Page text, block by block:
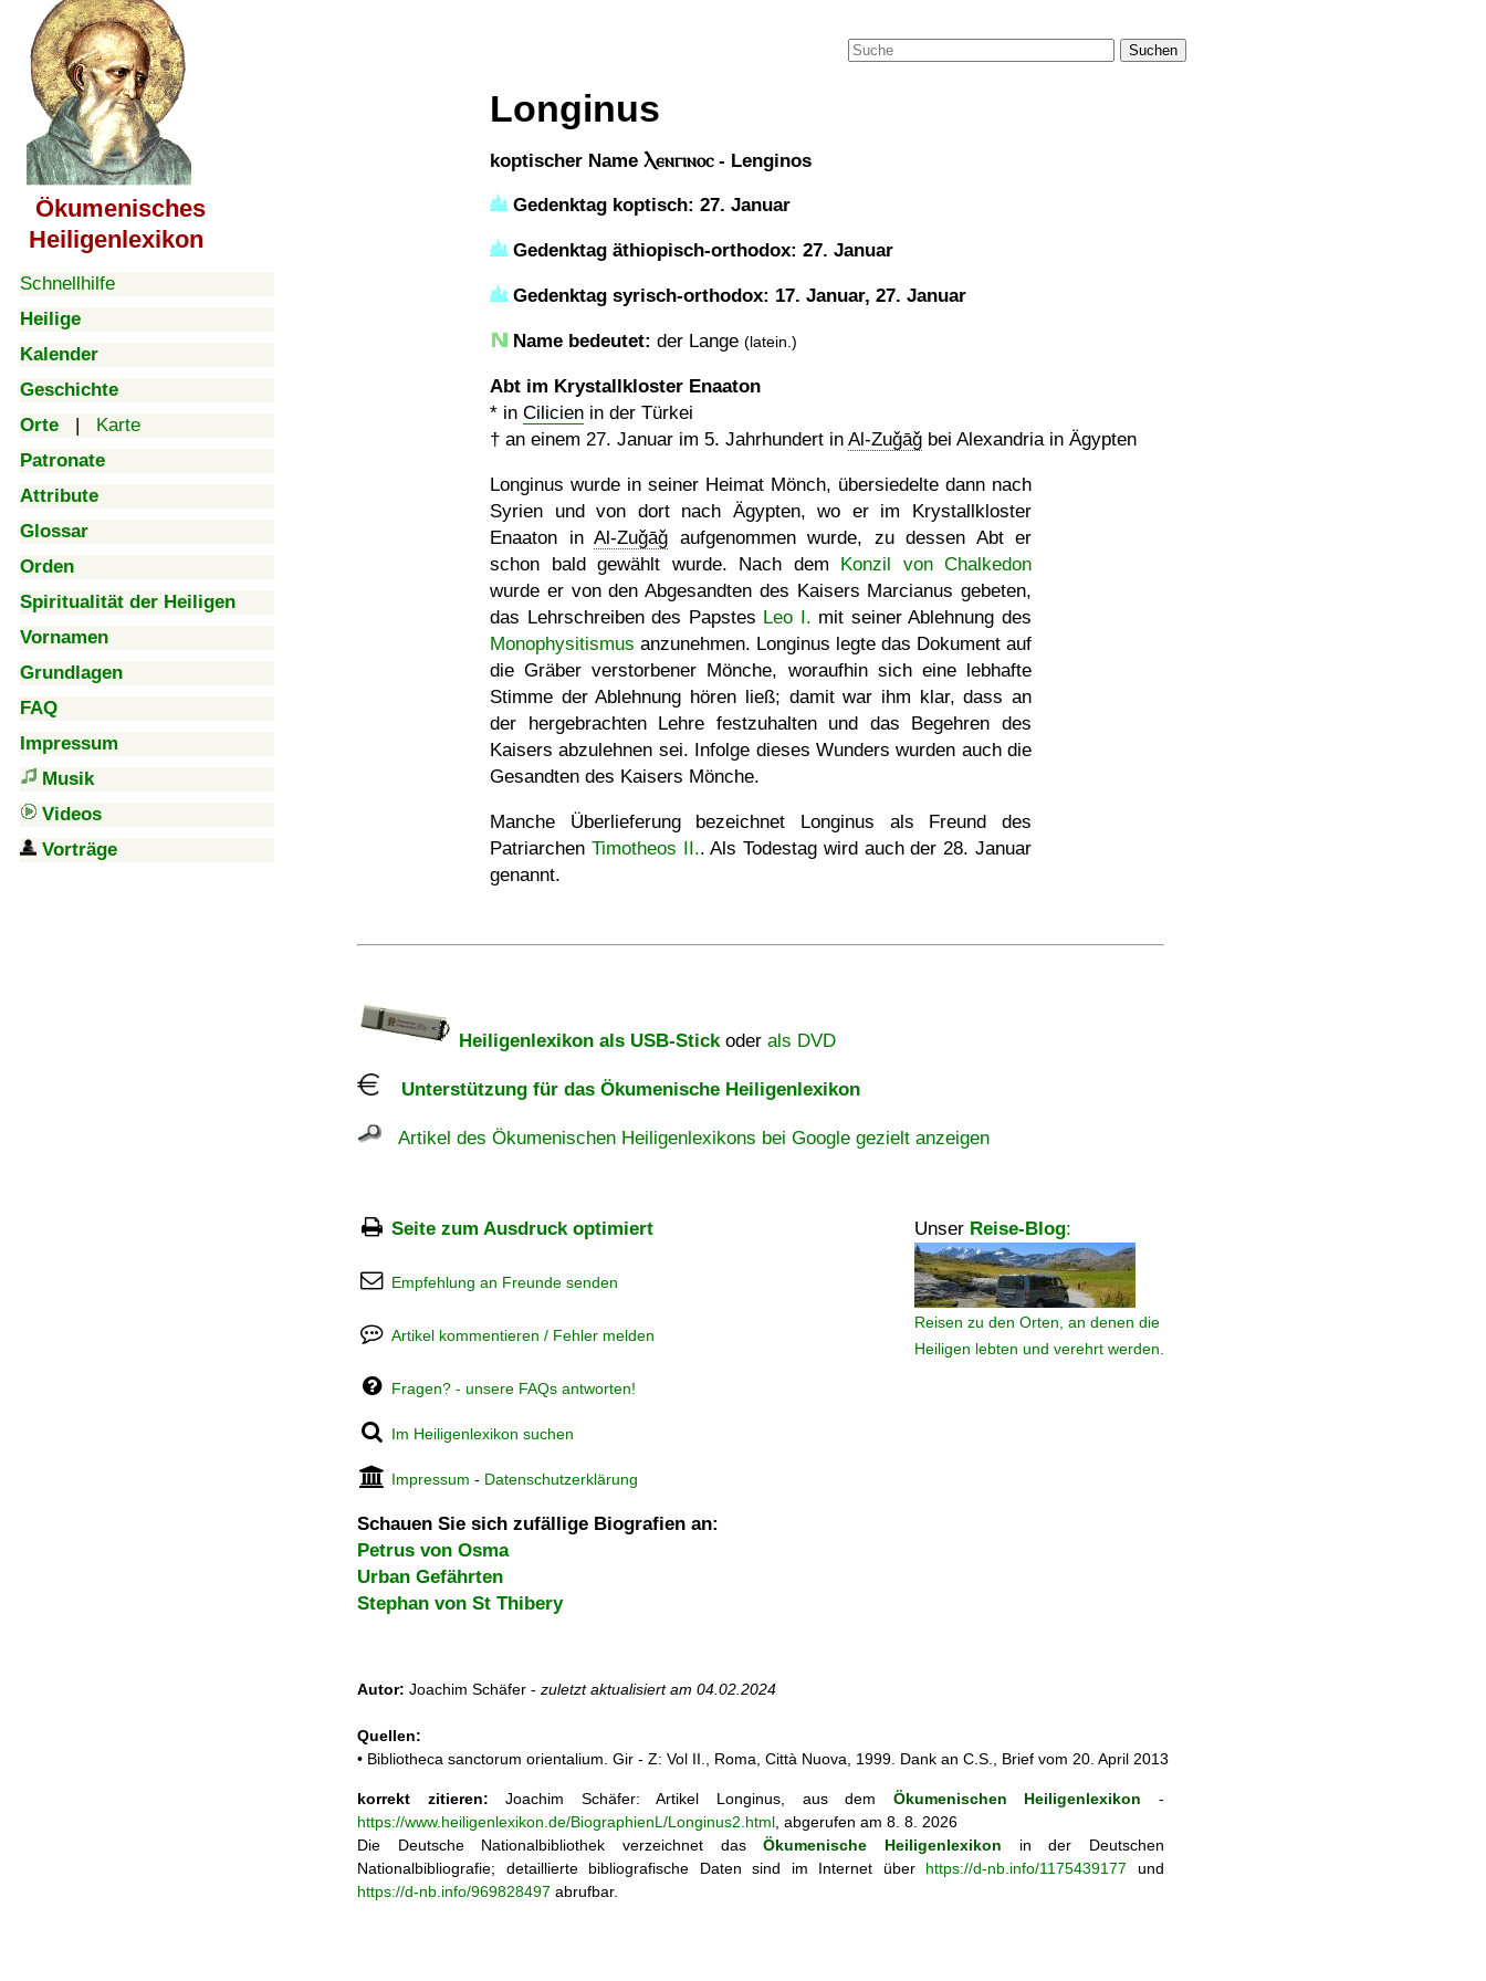
Ökumenisches
Heiligenlexikon
Schnellhilfe
Heilige
Kalender
Geschichte
Orte | Karte
Patronate
Attribute
Glossar
Orden
Spiritualität der Heiligen
Vornamen
Grundlagen
FAQ
Impressum
Musik
Videos
Vorträge
Suchen
Longinus
koptischer Name Ⲗⲉⲛⲅⲓⲛⲟⲥ - Lenginos
Gedenktag koptisch: 27. Januar
Gedenktag äthiopisch-orthodox: 27. Januar
Gedenktag syrisch-orthodox: 17. Januar, 27. Januar
Name bedeutet: der Lange (latein.)
Abt im Krystallkloster Enaaton
* in Cilicien in der Türkei
† an einem 27. Januar im 5. Jahrhundert in Al-Zuǧāǧ bei Alexandria in Ägypten
Longinus wurde in seiner Heimat Mönch, übersiedelte dann nach
Syrien und von dort nach Ägypten, wo er im Krystallkloster
Enaaton in Al-Zuǧāǧ aufgenommen wurde, zu dessen Abt er
schon bald gewählt wurde. Nach dem Konzil von Chalkedon
wurde er von den Abgesandten des Kaisers Marcianus gebeten,
das Lehrschreiben des Papstes Leo I. mit seiner Ablehnung des
Monophysitismus anzunehmen. Longinus legte das Dokument auf
die Gräber verstorbener Mönche, woraufhin sich eine lebhafte
Stimme der Ablehnung hören ließ; damit war ihm klar, dass an
der hergebrachten Lehre festzuhalten und das Begehren des
Kaisers abzulehnen sei. Infolge dieses Wunders wurden auch die
Gesandten des Kaisers Mönche.
Manche Überlieferung bezeichnet Longinus als Freund des
Patriarchen Timotheos II.. Als Todestag wird auch der 28. Januar
genannt.
Heiligenlexikon als USB-Stickoder als DVD
Unterstützung für das Ökumenische Heiligenlexikon
Artikel des Ökumenischen Heiligenlexikons bei Google gezielt anzeigen
Seite zum Ausdruck optimiert Unser Reise-Blog:
Reisen zu den Orten, an denen die
Heiligen lebten und verehrt werden.
Empfehlung an Freunde senden
Artikel kommentieren / Fehler melden
Fragen? - unsere FAQs antworten!
Im Heiligenlexikon suchen
Impressum - Datenschutzerklärung
Schauen Sie sich zufällige Biografien an:
Petrus von Osma
Urban Gefährten
Stephan von St Thibery
Autor: Joachim Schäfer - zuletzt aktualisiert am 04.02.2024
Quellen:
• Bibliotheca sanctorum orientalium. Gir - Z: Vol II., Roma, Città Nuova, 1999. Dank an C.S., Brief vom 20. April 2013
korrekt zitieren: Joachim Schäfer: Artikel Longinus, aus dem Ökumenischen Heiligenlexikon -
https://www.heiligenlexikon.de/BiographienL/Longinus2.html , abgerufen am 8. 8. 2026
Die Deutsche Nationalbibliothek verzeichnet dasÖkumenische Heiligenlexikon in der Deutschen
Nationalbibliografie; detaillierte bibliografische Daten sind im Internet über https://d-nb.info/1175439177 und
https://d-nb.info/969828497 abrufbar.